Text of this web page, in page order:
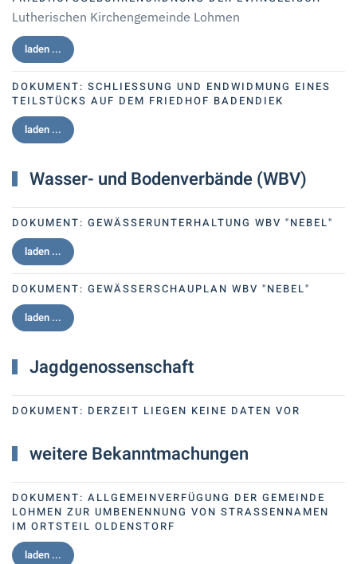
Lutherischen Kirchengemeinde Lohmen
laden ...
DOKUMENT: SCHLIESSUNG UND ENDWIDMUNG EINES T
EILSTÜCKS AUF DEM FRIEDHOF BADENDIEK
laden ...
Wasser- und Bodenverbände (WBV)
DOKUMENT: GEWÄSSERUNTERHALTUNG WBV "NEBEL"
laden ...
DOKUMENT: GEWÄSSERSCHAUPLAN WBV "NEBEL"
laden ...
Jagdgenossenschaft
DOKUMENT: DERZEIT LIEGEN KEINE DATEN VOR
weitere Bekanntmachungen
DOKUMENT: ALLGEMEINVERFÜGUNG DER GEMEINDE
LOHMEN ZUR UMBENENNUNG VON STRASSENNAMEN I
M ORTSTEIL OLDENSTORF
laden ...